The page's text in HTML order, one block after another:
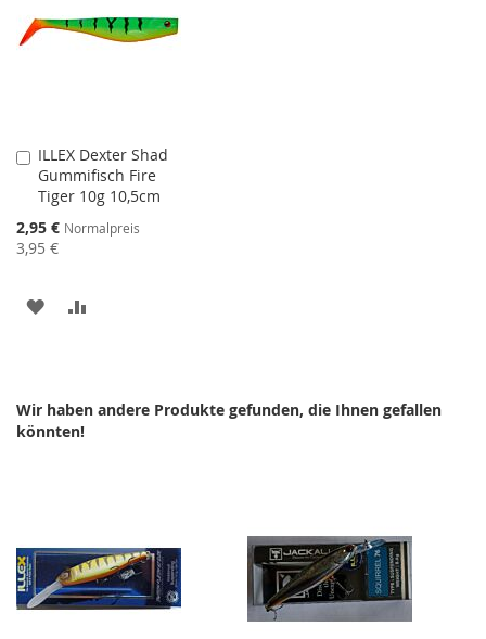
ILLEX Dexter Shad
Gummifisch Fire
Tiger 10g 10,5cm
Sonderangebot
2,95 € Normalpreis
3,95 €
In
den
Warenkorb
ZUR
Wir haben andere Produkte gefunden, die Ihnen gefallen
könnten!